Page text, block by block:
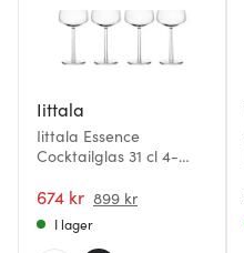
Iittala
Iittala Essence
Cocktailglas 31 cl 4-
674 kr 899 kr
I lager